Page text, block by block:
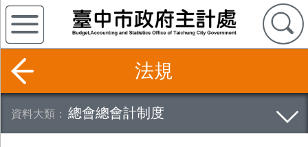
法規
總會總會計制度